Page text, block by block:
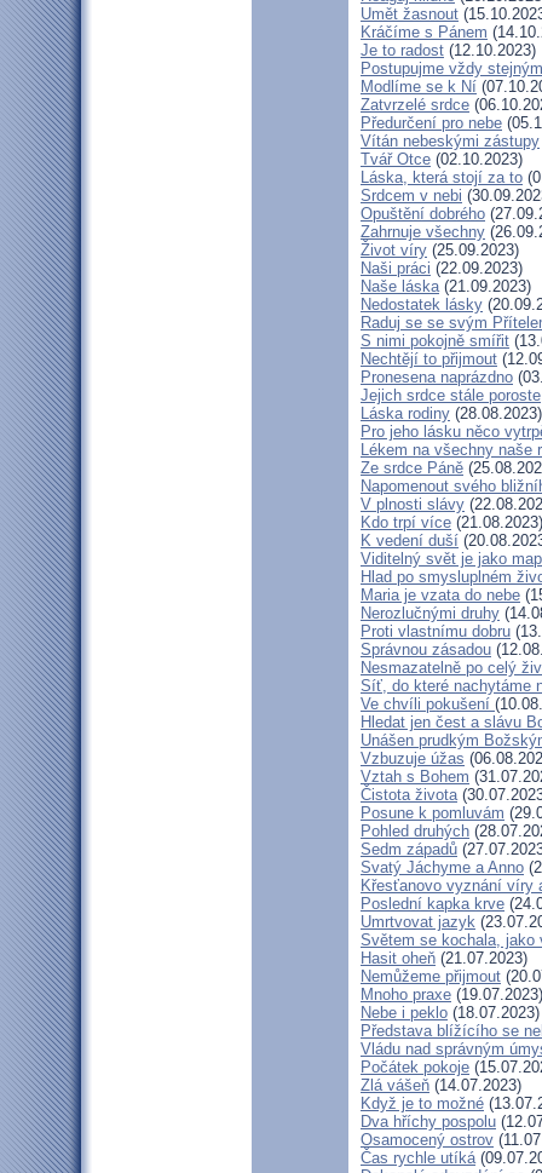
Umět žasnout
Kráčíme s Pánem
Je to radost (12.10.2023)
Postupujme vždy
Modlíme se k Ní
Zatvrzelé srdce
Předurčení pro nebe
Vítán nebeskými zástupy
Tvář Otce (02.10.2023)
Láska, která stojí za to
Srdcem v nebi
Opuštění dobrého
Zahrnuje všechny
Život víry (25.09.2023)
Naši práci (22.09.2023)
Naše láska(21.09.2023)
Nedostatek lásky
Raduj se se svým
S nimi pokojně smířit
Nechtějí to přijmout
Pronesena naprázdno
Jejich srdce stále poroste
Láska rodiny (28.08.2023)
Pro jeho lásku něco
Lékem na všechny naše
Ze srdce Páně
Napomenout svého
V plnosti slávy
Kdo trpí více (21.08.2023)
K vedení duší
Viditelný svět je jako
Hlad po smysluplném
Maria je vzata do nebe
Nerozlučnými druhy
Proti vlastnímu dobru
Správnou zásadou
Nesmazatelně po celý
Síť, do které nachytáme
Ve chvíli pokušení
Hledat jen čest a slávu
Unášen prudkým
Vzbuzuje úžas
Vztah s Bohem
Čistota života
Posune k pomluvám
Pohled druhých
Sedm západů
Svatý Jáchyme a Anno
Křesťanovo vyznání víry
Poslední kapka krve
Umrtvovat jazyk
Světem se kochala, jako
Hasit oheň (21.07.2023)
Nemůžeme přijmout
Mnoho praxe (19.07.2023)
Nebe i peklo (18.07.2023)
Představa blížícího se
Vládu nad správným
Počátek pokoje
Zlá vášeň (14.07.2023)
Když je to možné
Dva hříchy pospolu
Osamocený ostrov
Čas rychle utíká